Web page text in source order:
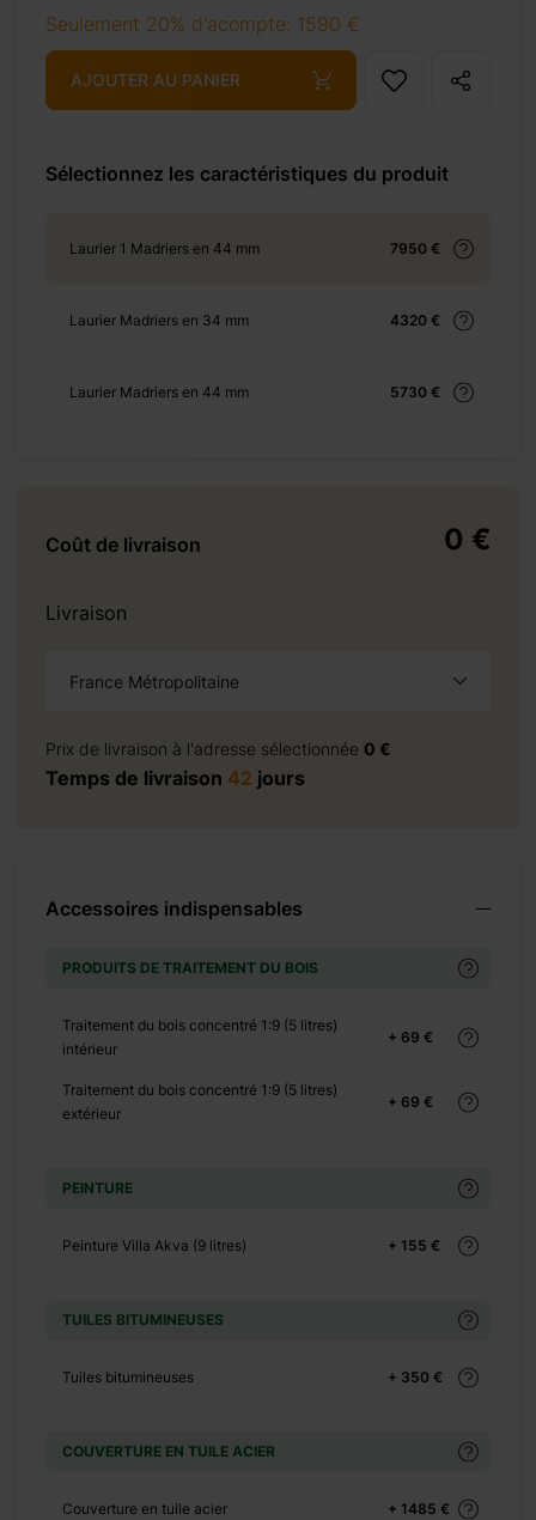
Seulement 20% d'acompte: 1590 €
AJOUTER AU PANIER
Sélectionnez les caractéristiques du produit
Laurier 1 Madriers en 44 mm 7950 €
Laurier Madriers en 34 mm 4320 €
Laurier Madriers en 44 mm 5730 €
Coût de livraison 0 €
Livraison
France Métropolitaine
Prix de livraison à l'adresse sélectionnée 0 €
Temps de livraison 42 jours
Accessoires indispensables
PRODUITS DE TRAITEMENT DU BOIS
+ 69 €
Traitement du bois concentré 1:9 (5 litres)
intérieur
+ 69 €
Traitement du bois concentré 1:9 (5 litres)
extérieur
PEINTURE
+ 155 €
Peinture Villa Akva (9 litres)
TUILES BITUMINEUSES
+ 350 €
Tuiles bitumineuses
COUVERTURE EN TUILE ACIER
+ 1485 €
Couverture en tuile acier
+ 1485 €
+ 552 €
+ 100 €
+ 0 €
+ 1100 €